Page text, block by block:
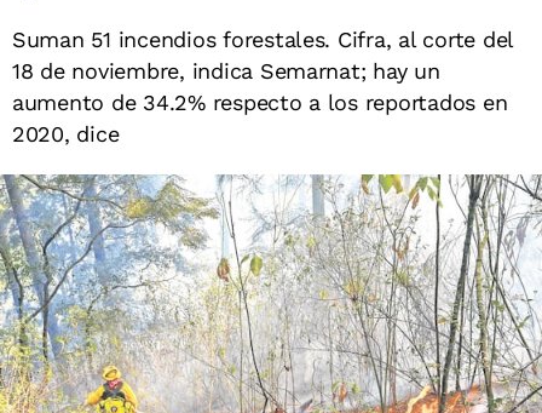
Suman 51 incendios forestales. Cifra, al corte del
18 de noviembre, indica Semarnat; hay un
aumento de 34.2% respecto a los reportados en
2020, dice